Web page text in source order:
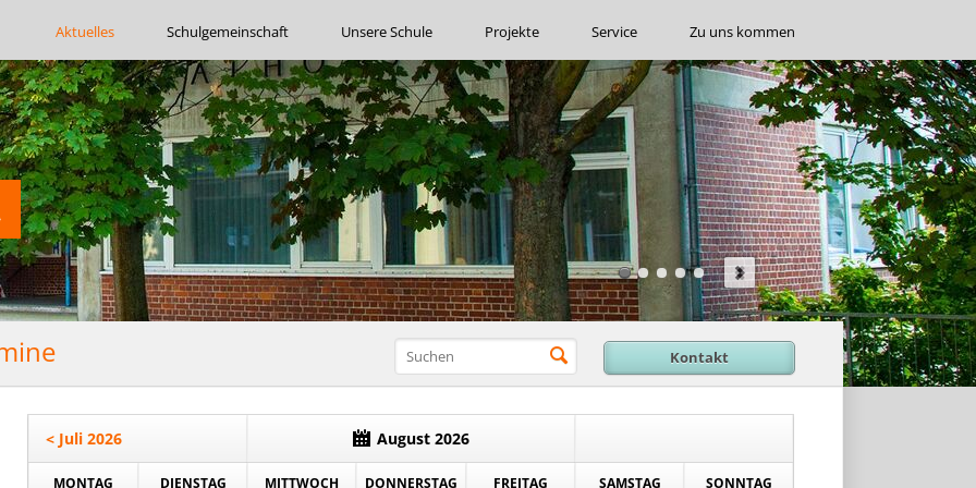
überspringen
Aktuelles Schulgemeinschaft Unsere Schule Projekte Service Zu uns kommen
Kontakt
< Juli 2026 August 2026
MONTAG DIENSTAG MITTWOCH DONNERSTAG FREITAG SAMSTAG SONNTAG